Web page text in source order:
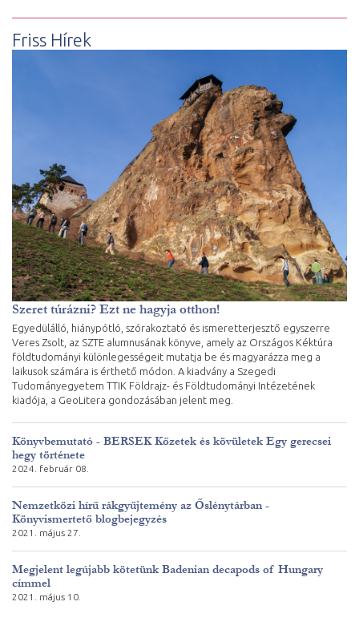
Friss Hírek
Szeret túrázni? Ezt ne hagyja otthon!
Egyedülálló, hiánypótló, szórakoztató és ismeretterjesztő egyszerre
Veres Zsolt, az SZTE alumnusának könyve, amely az Országos Kéktúra
földtudományi különlegességeit mutatja be és magyarázza meg a
laikusok számára is érthető módon. A kiadvány a Szegedi
Tudományegyetem TTIK Földrajz- és Földtudományi Intézetének
kiadója, a GeoLitera gondozásában jelent meg.
Könyvbemutató - BERSEK Kőzetek és kövületek Egy gerecsei
hegy története
2024. február 08.
Nemzetközi hírű rákgyűjtemény az Őslénytárban -
Könyvismertető blogbejegyzés
2021. május 27.
Megjelent legújabb kötetünk Badenian decapods of Hungary
címmel
2021. május 10.